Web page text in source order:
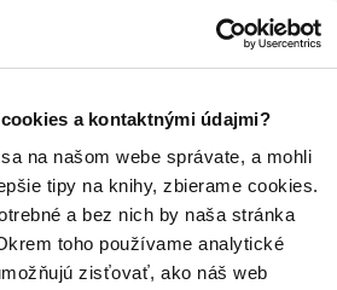
a kontaktnými údajmi?
na našom webe správate, a mohli
tipy na knihy, zbierame cookies.
a bez nich by naša stránka
toho používame analytické
zisťovať, ako náš web
romány651
mýty 51
poviedky
legendy12
novela 7